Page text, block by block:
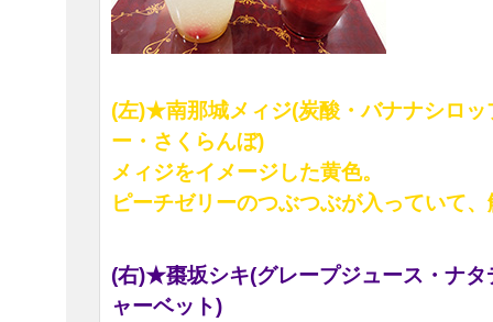
(左)★南那城メィジ(炭酸・バナナシロッ
ー・さくらんぼ)
メィジをイメージした黄色。
ピーチゼリーのつぶつぶが入っていて
(右)★棗坂シキ(グレープジュース・ナタ
ャーベット)